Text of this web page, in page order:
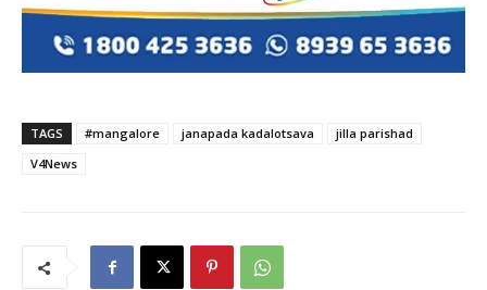
TAGS #mangalore janapada kadalotsava
jilla parishad
V4News